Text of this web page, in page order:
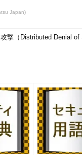
Japan)
攻撃（Distributed Denial of